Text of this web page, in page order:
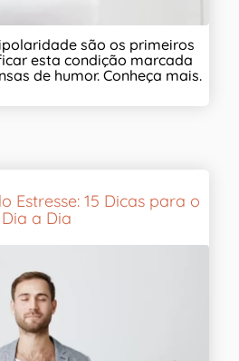
são os primeiros
esta condição marcada
de humor. Conheça mais.
Estresse: 15 Dicas para o
Dia a Dia